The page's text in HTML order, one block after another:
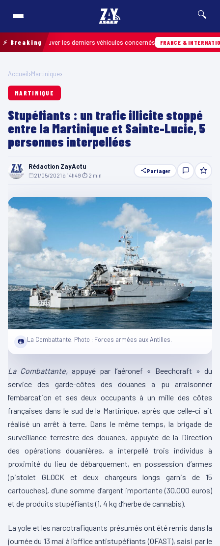
🔍
⚡ Breaking
retrouver les derniers véhicules concernés FRANCE & INTERNATIONALE
Accueil›Martinique›
MARTINIQUE
Stupéfiants : un trafic illicite stoppé
entre la Martinique et Sainte-Lucie, 5
personnes interpellées
Rédaction ZayActu
21/05/2021 à 14h49 ⏱ 2 min
Partager
📷 La Combattante. Photo : Forces armées aux Antilles.
La Combattante, appuyé par l’aéronef « Beechcraft » du
service des garde-côtes des douanes a pu arraisonner
l’embarcation et ses deux occupants à un mille des côtes
françaises dans le sud de la Martinique, après que celle-ci ait
réalisé un arrêt à terre. Dans le même temps, la brigade de
surveillance terrestre des douanes, appuyée de la Direction
des opérations douanières, a interpellé trois individus à
proximité du lieu de débarquement, en possession d’armes
(pistolet GLOCK et deux chargeurs longs garnis de 15
cartouches), d’une somme d’argent importante (30.000 euros)
et de produits stupéfiants (1, 4 kg d’herbe de cannabis).
La yole et les narcotrafiquants présumés ont été remis dans la
journée du 13 mai à l’office antistupéfiants (OFAST), saisi par le